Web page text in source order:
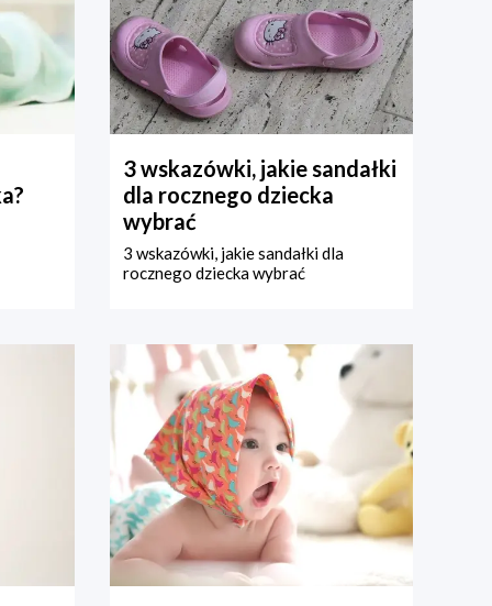
3 wskazówki, jakie sandałki
dla rocznego dziecka
wybrać
3 wskazówki, jakie sandałki dla
rocznego dziecka wybrać